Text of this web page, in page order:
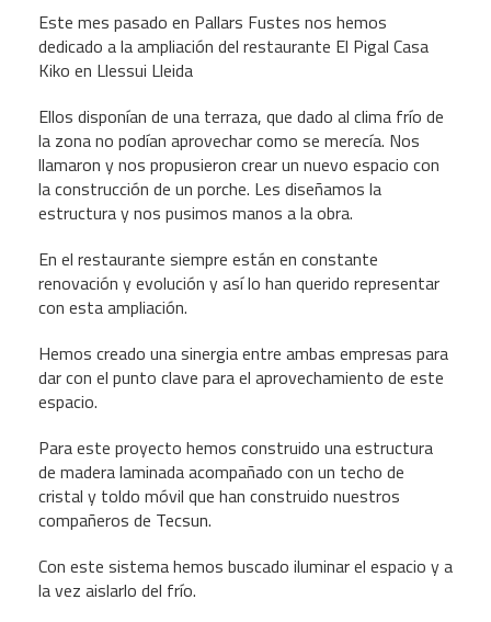
Este mes pasado en Pallars Fustes nos hemos
dedicado a la ampliación del restaurante El Pigal Casa
Kiko en Llessui Lleida
Ellos disponían de una terraza, que dado al clima frío de
la zona no podían aprovechar como se merecía. Nos
llamaron y nos propusieron crear un nuevo espacio con
la construcción de un porche. Les diseñamos la
estructura y nos pusimos manos a la obra.
En el restaurante siempre están en constante
renovación y evolución y así lo han querido representar
con esta ampliación.
Hemos creado una sinergia entre ambas empresas para
dar con el punto clave para el aprovechamiento de este
espacio.
Para este proyecto hemos construido una estructura
de madera laminada acompañado con un techo de
cristal y toldo móvil que han construido nuestros
compañeros de Tecsun.
Con este sistema hemos buscado iluminar el espacio y a
la vez aislarlo del frío.